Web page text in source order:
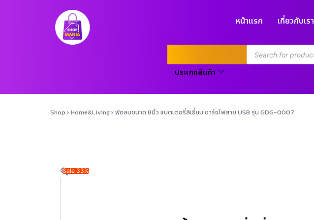
หน้าแรก เกี่ยวกับเรา
ประเภทสินค้า
Shop › Home&Living› พัดลมขนาด 8นิ้ว แบตเตอรี่ลิเธี่ยม ชาร์จไฟสาย USB รุ่น GDG-0007
Sale 33%